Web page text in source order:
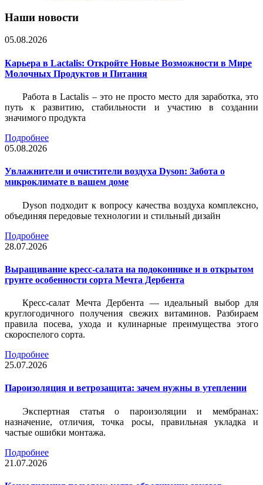
Наши новости
05.08.2026
Карьера в Lactalis: Откройте Новые Возможности в Мире
Молочных Продуктов и Питания
Работа в Lactalis – это не просто место для заработка, это
путь к развитию, стабильности и участию в создании
значимого продукта
Подробнее
05.08.2026
Увлажнители и очистители воздуха Dyson: Забота о
микроклимате в вашем доме
Dyson подходит к вопросу качества воздуха комплексно,
объединяя передовые технологии и стильный дизайн
Подробнее
28.07.2026
Выращивание кресс-салата на подоконнике и в открытом
грунте особенности сорта Мечта Дербента
Кресс-салат Мечта Дербента — идеальный выбор для
круглогодичного получения свежих витаминов. Разбираем
правила посева, ухода и кулинарные преимущества этого
скороспелого сорта.
Подробнее
25.07.2026
Пароизоляция и ветрозащита: зачем нужны в утеплении
Экспертная статья о пароизоляции и мембранах:
назначение, отличия, точка росы, правильная укладка и
частые ошибки монтажа.
Подробнее
21.07.2026